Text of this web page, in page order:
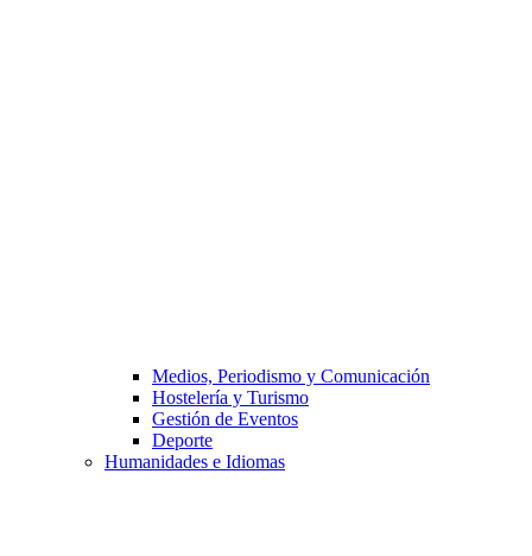
Medios, Periodismo y Comunicación
Hostelería y Turismo
Gestión de Eventos
Deporte
Humanidades e Idiomas